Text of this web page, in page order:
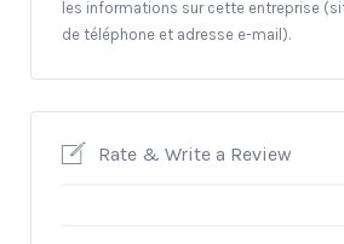
les informations sur cette entreprise
de téléphone et adresse e-mail).
Rate & Write a Review